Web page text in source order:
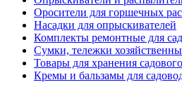
Оросители для горшечных
Насадки для опрыскивателей
Комплекты ремонтные для
Сумки, тележки
Товары для хранения
Кремы и бальзамы для